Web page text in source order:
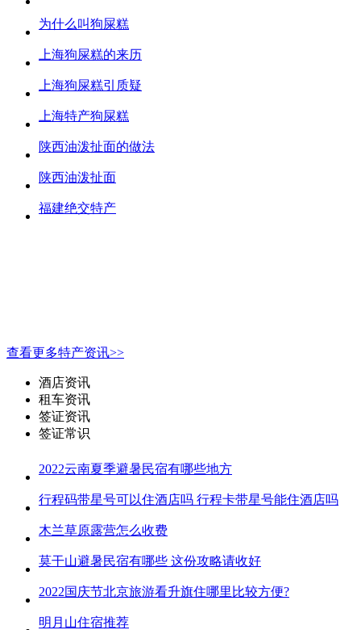
为什么叫狗屎糕
上海狗屎糕的来历
上海狗屎糕引质疑
上海特产狗屎糕
陕西油泼扯面的做法
陕西油泼扯面
福建绝交特产
查看更多特产资讯>>
酒店资讯
租车资讯
签证资讯
签证常识
2022云南夏季避暑民宿有哪些地方
行程码带星号可以住酒店吗 行程卡带星号能住酒店吗
木兰草原露营怎么收费
莫干山避暑民宿有哪些 这份攻略请收好
2022国庆节北京旅游看升旗住哪里比较方便?
明月山住宿推荐